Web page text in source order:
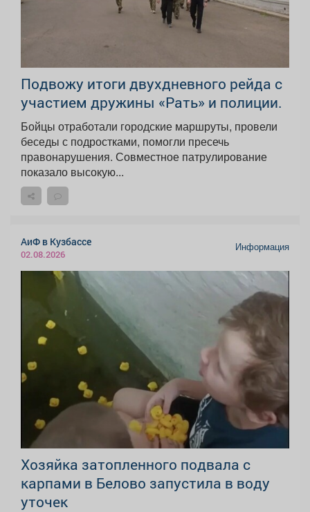
Подвожу итоги двухдневного рейда с
участием дружины «Рать» и полиции.
Бойцы отработали городские маршруты, провели
беседы с подростками, помогли пресечь
правонарушения. Совместное патрулирование
показало высокую...
АиФ в Кузбассе
02.08.2026
Информация
Хозяйка затопленного подвала с
карпами в Белово запустила в воду
уточек